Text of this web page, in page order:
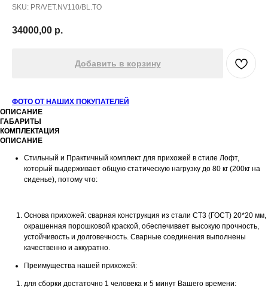
SKU: PR/VET.NV110/BL.TO
34000,00 р.
Добавить в корзину
ФОТО ОТ НАШИХ ПОКУПАТЕЛЕЙ
ОПИСАНИЕ
ГАБАРИТЫ
КОМПЛЕКТАЦИЯ
ОПИСАНИЕ
Стильный и Практичный комплект для прихожей в стиле Лофт,
который выдерживает общую статическую нагрузку до 80 кг (200кг на
сиденье), потому что:
Основа прихожей: сварная конструкция из стали СТ3 (ГОСТ) 20*20 мм,
окрашенная порошковой краской, обеспечивает высокую прочность,
устойчивость и долговечность. Сварные соединения выполнены
качественно и аккуратно.
Преимущества нашей прихожей:
для сборки достаточно 1 человека и 5 минут Вашего времени: